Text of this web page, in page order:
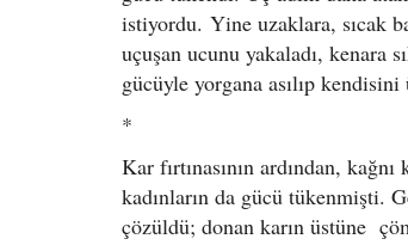
istiyordu. Yine uzaklara, sıcak
uçuşan ucunu yakaladı, kenara
gücüyle yorgana asılıp
*
Kar fırtınasının ardından,
kadınların da gücü tükenmişti.
çözüldü; donan karın üstüne